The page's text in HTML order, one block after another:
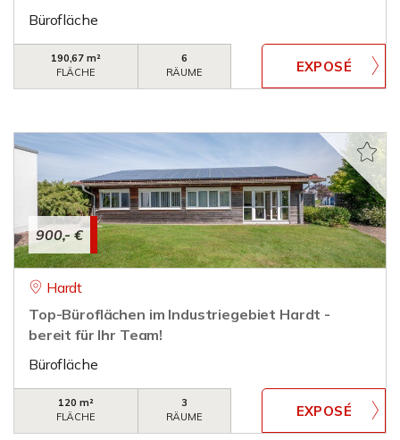
Bürofläche
190,67 m²
FLÄCHE
6
RÄUME
900,- €
Hardt
Top-Büroflächen im Industriegebiet Hardt -
bereit für Ihr Team!
Bürofläche
120 m²
FLÄCHE
3
RÄUME